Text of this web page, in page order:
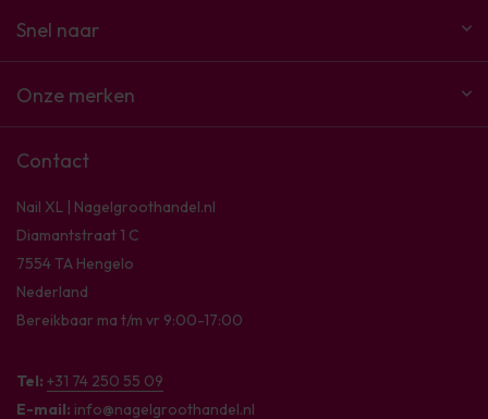
Snel naar
Onze merken
Contact
Nail XL | Nagelgroothandel.nl
Diamantstraat 1 C
7554 TA Hengelo
Nederland
Bereikbaar ma t/m vr 9:00-17:00
Tel: +31 74 250 55 09
E-mail: info@nagelgroothandel.nl